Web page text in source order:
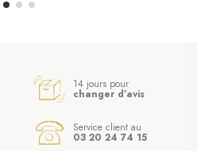
14 jours pour
changer d’avis
Service client au
03 20 24 74 15